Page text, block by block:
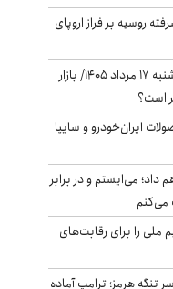
پیشرفته روسیه بر فراز اروپای
پیش‌بینی بورس فردا شنبه ۱۷ مرداد ۱۴۰۵/ بازار
است؟
ایران‌خودرو و سایپا
داد؛ می‌ایستم و در برابر
می‌کنم
ملی را برای رقابت‌های
تنگه هرمز؛ ترامپ آماده